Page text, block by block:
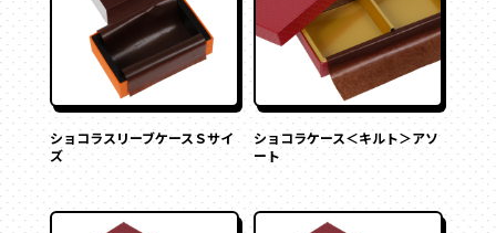
その他
フォトフレーム
マグネット付き
Vカット
底ワンタッチ
スライド式
フラップ式
変形箱
丸箱
楕円箱
その他
ペーパーバック
ポーチ
トムソンケース
ショコラスリーブケースＳサイ
ズ
ショコラケース＜キルト＞アソ
ート